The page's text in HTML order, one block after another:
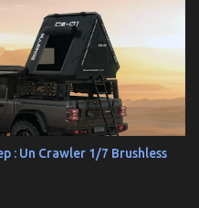
de buggys tout-
dans les années 1990
pour répondre aux
se distingue par ses
et sa modularité, des
road.
: Un Crawler 1/7 Brushless